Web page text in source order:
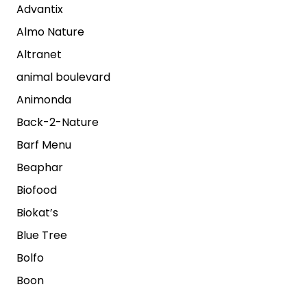
Advantix
Almo Nature
Altranet
animal boulevard
Animonda
Back-2-Nature
Barf Menu
Beaphar
Biofood
Biokat’s
Blue Tree
Bolfo
Boon